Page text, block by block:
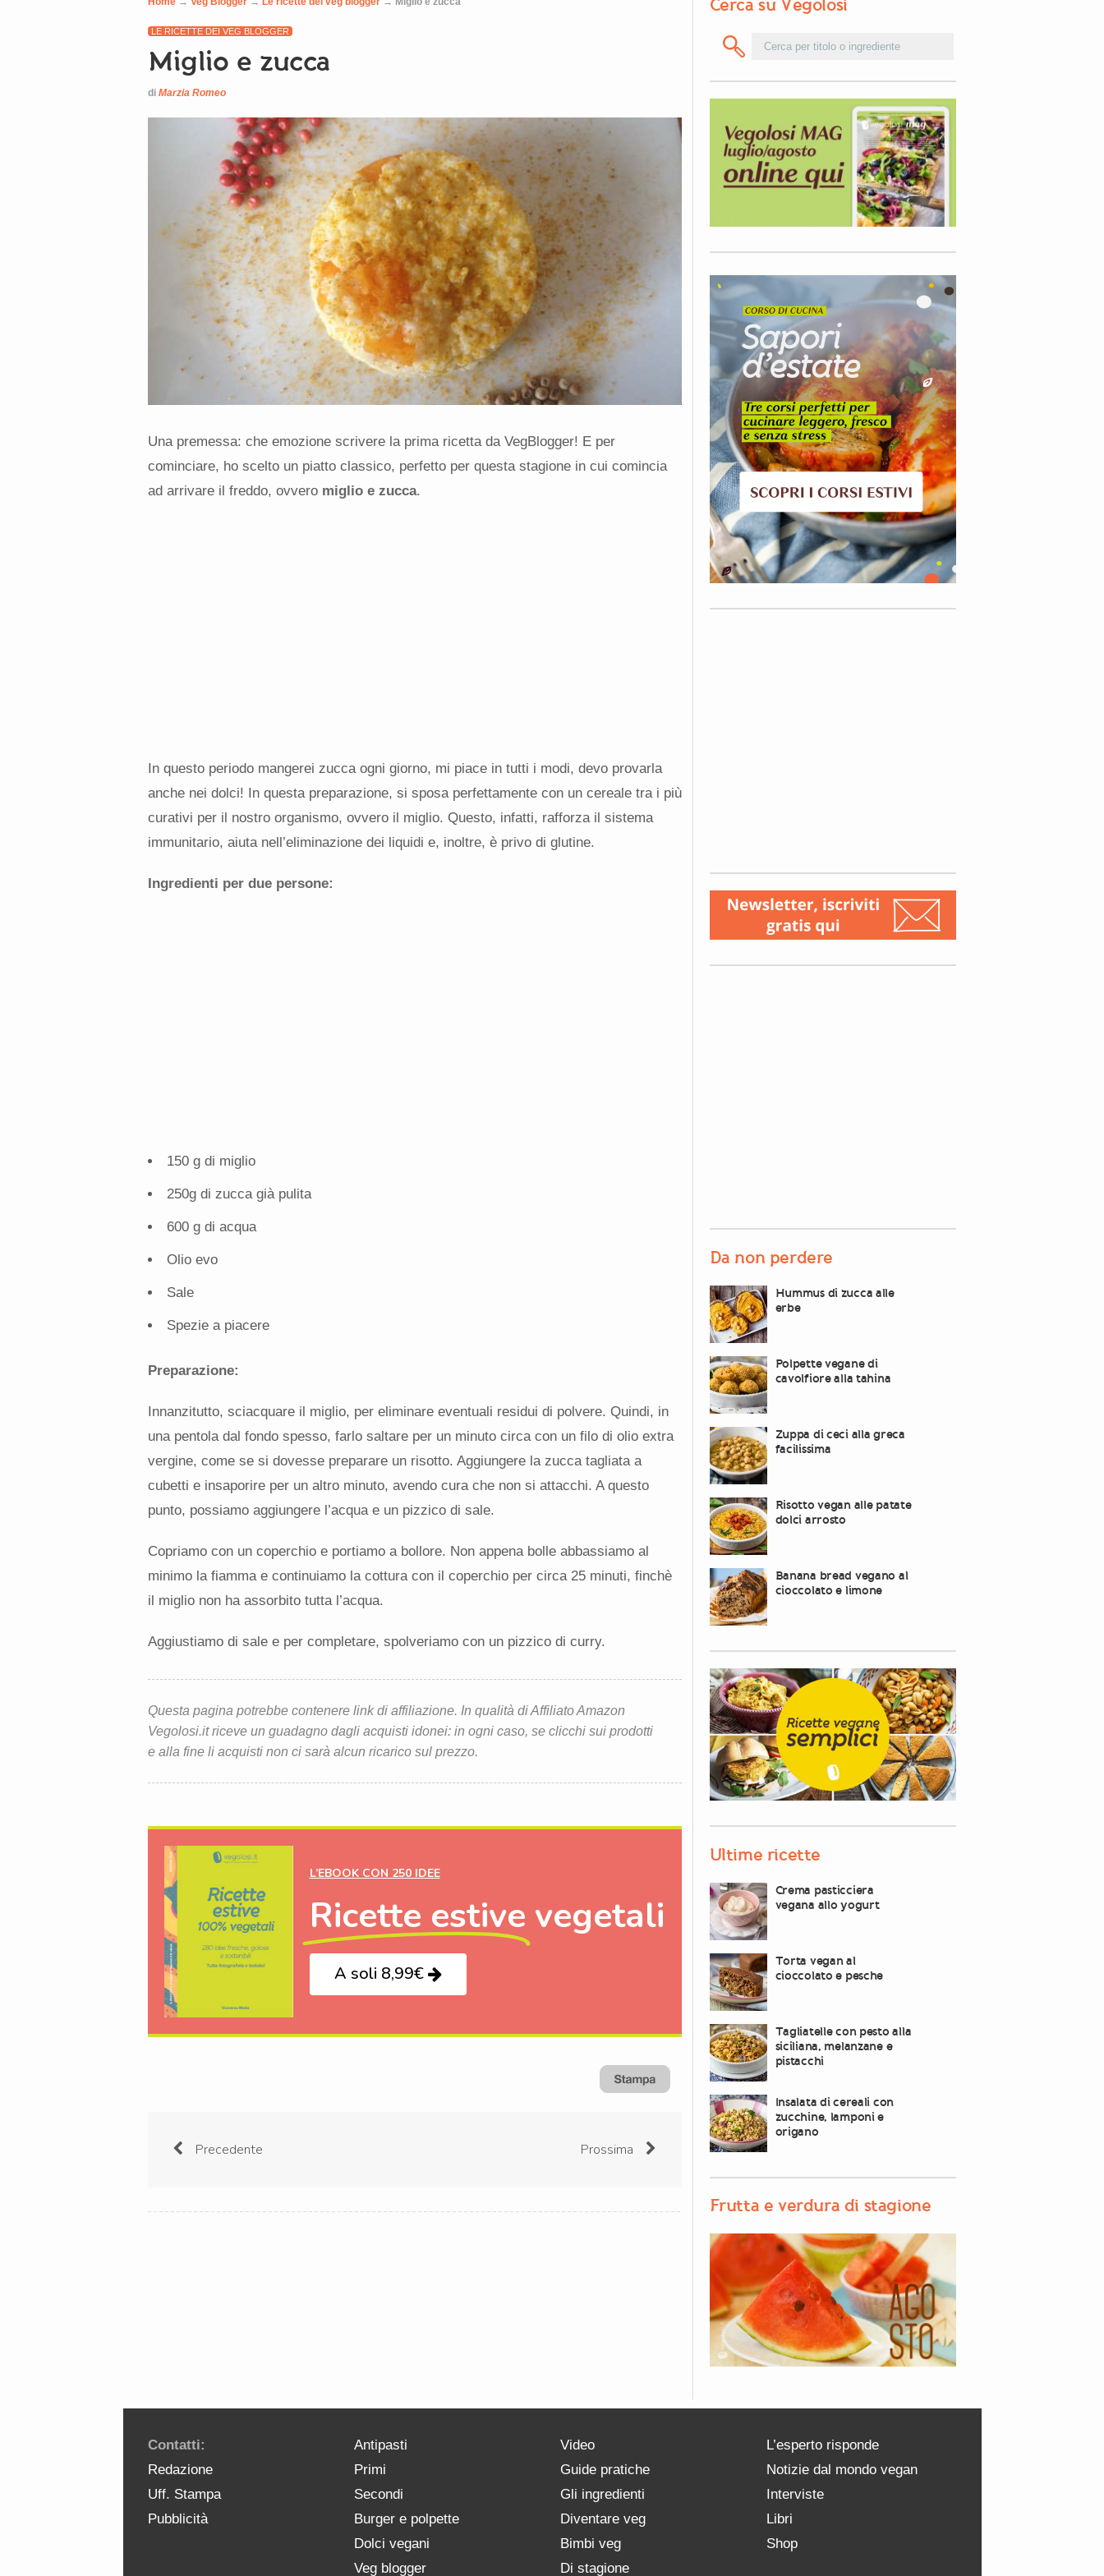
LE RICETTE DEI VEG BLOGGER
Miglio e zucca
di Marzia Romeo
Una premessa: che emozione scrivere la prima ricetta da VegBlogger! E per
cominciare, ho scelto un piatto classico, perfetto per questa stagione in cui comincia
ad arrivare il freddo, ovvero miglio e zucca.
In questo periodo mangerei zucca ogni giorno, mi piace in tutti i modi, devo provarla
anche nei dolci! In questa preparazione, si sposa perfettamente con un cereale tra i più
curativi per il nostro organismo, ovvero il miglio. Questo, infatti, rafforza il sistema
immunitario, aiuta nell’eliminazione dei liquidi e, inoltre, è privo di glutine.
Ingredienti per due persone:
150 g di miglio
250g di zucca già pulita
600 g di acqua
Olio evo
Sale
Spezie a piacere
Preparazione:
Innanzitutto, sciacquare il miglio, per eliminare eventuali residui di polvere. Quindi, in
una pentola dal fondo spesso, farlo saltare per un minuto circa con un filo di olio extra
vergine, come se si dovesse preparare un risotto. Aggiungere la zucca tagliata a
cubetti e insaporire per un altro minuto, avendo cura che non si attacchi. A questo
punto, possiamo aggiungere l’acqua e un pizzico di sale.
Copriamo con un coperchio e portiamo a bollore. Non appena bolle abbassiamo al
minimo la fiamma e continuiamo la cottura con il coperchio per circa 25 minuti, finchè
il miglio non ha assorbito tutta l’acqua.
Aggiustiamo di sale e per completare, spolveriamo con un pizzico di curry.
Questa pagina potrebbe contenere link di affiliazione. In qualità di Affiliato Amazon
Vegolosi.it riceve un guadagno dagli acquisti idonei: in ogni caso, se clicchi sui prodotti
e alla fine li acquisti non ci sarà alcun ricarico sul prezzo.
L’EBOOK CON 250 IDEE
Ricette estive vegetali
A soli 8,99€
Precedente Prossima
Cerca su Vegolosi
Da non perdere
Hummus di zucca alle
erbe
Polpette vegane di
cavolfiore alla tahina
Zuppa di ceci alla greca
facilissima
Risotto vegan alle patate
dolci arrosto
Banana bread vegano al
cioccolato e limone
Ultime ricette
Crema pasticciera
vegana allo yogurt
Torta vegan al
cioccolato e pesche
Tagliatelle con pesto alla
siciliana, melanzane e
pistacchi
Insalata di cereali con
zucchine, lamponi e
origano
Frutta e verdura di stagione
Contatti:
Redazione
Uff. Stampa
Pubblicità
Antipasti
Primi
Secondi
Burger e polpette
Dolci vegani
Veg blogger
Video
Guide pratiche
Gli ingredienti
Diventare veg
Bimbi veg
Di stagione
L’esperto risponde
Notizie dal mondo vegan
Interviste
Libri
Shop